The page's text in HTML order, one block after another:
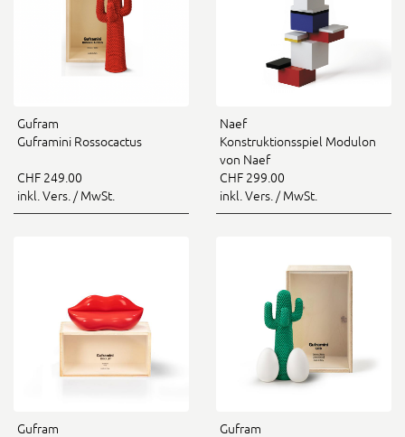
Gufram
Guframini Rossocactus
CHF 249.00
inkl. Vers. / MwSt.
Naef
Konstruktionsspiel Modulon
von Naef
CHF 299.00
inkl. Vers. / MwSt.
Gufram
Gufram